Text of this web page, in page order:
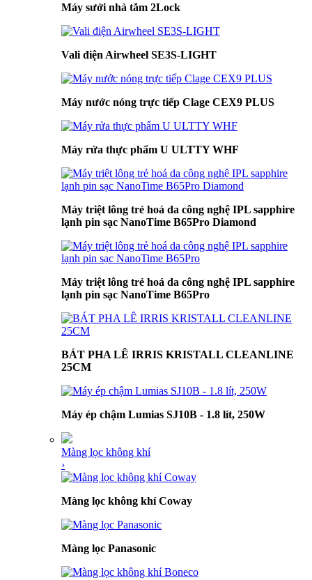
Máy sưởi nhà tắm 2Lock
Vali điện Airwheel SE3S-LIGHT
Máy nước nóng trực tiếp Clage CEX9 PLUS
Máy rửa thực phẩm U ULTTY WHF
Máy triệt lông trẻ hoá da công nghệ IPL sapphire
lạnh pin sạc NanoTime B65Pro Diamond
Máy triệt lông trẻ hoá da công nghệ IPL sapphire
lạnh pin sạc NanoTime B65Pro
BÁT PHA LÊ IRRIS KRISTALL CLEANLINE
25CM
Máy ép chậm Lumias SJ10B - 1.8 lít, 250W
Màng lọc không khí
›
Màng lọc không khí Coway
Màng lọc Panasonic